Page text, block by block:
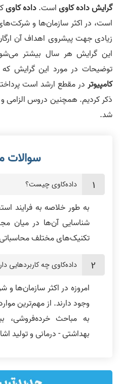
گرایش داده‌ کاویاست.داده‌ کاوی
است، در اکثر سازمان‌ها و
زیادی جهت پیشروی اهداف آن ارگان
این گرایش هر سال بیشتر
توضیحات در مورد این گرایش که
کامپیوتردر مقطع ارشد است
ذکر کردیم. همچنین دروس
شد.
داده‌کاوی چیست؟
به طور خلاصه به فرایند
شناسایی آن‌ها در میان
تکنیک‌های مختلف
داده‌کاوی چه کاربردهایی
امروزه در اکثر سازمان‌ها
وجود دارند. از مهم‌ترین
به مباحث خرده‌فروشی،
بهداشتی - درمانی و تولید